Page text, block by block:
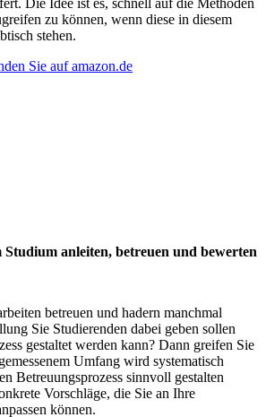
zu können, wenn diese in diesem
stehen.
Sie auf amazon.de
Studium anleiten, betreuen und bewerten
betreuen und hadern manchmal
Sie Studierenden dabei geben sollen
gestaltet werden kann? Dann greifen Sie
Umfang wird systematisch
Betreuungsprozess sinnvoll gestalten
Vorschläge, die Sie an Ihre
können.